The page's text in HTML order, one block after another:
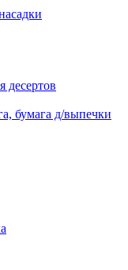
десертов
бумага д/выпечки